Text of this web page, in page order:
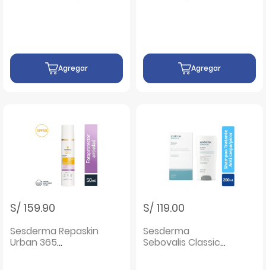
Agregar Agregar
S/ 159.90
Sesderma Repaskin
Urban 365
S/ 119.00
Sesderma
Sebovalis Classic